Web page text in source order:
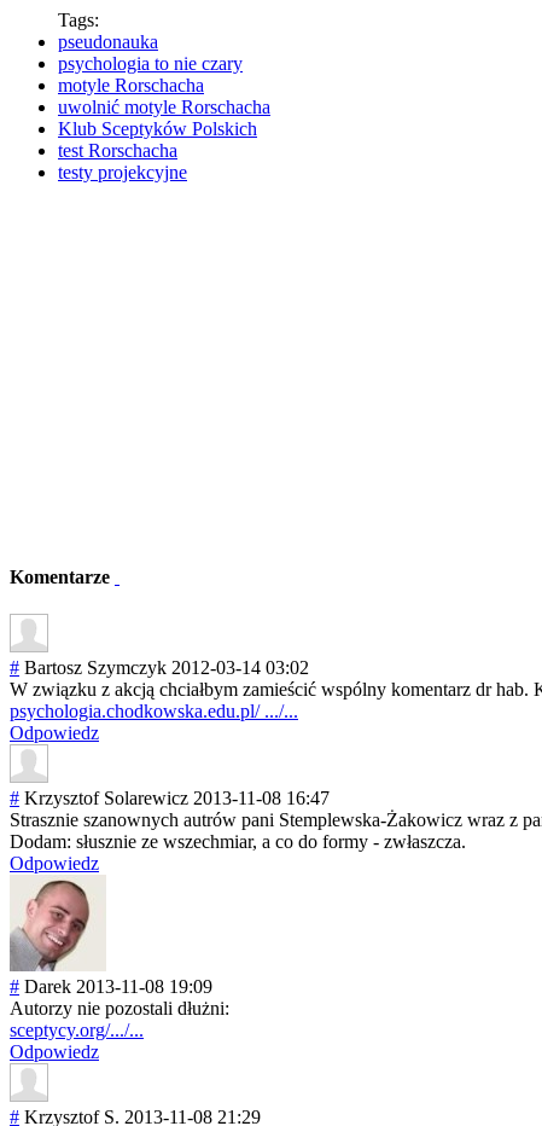
Tags:
pseudonauka
psychologia to nie czary
motyle Rorschacha
uwolnić motyle Rorschacha
Klub Sceptyków Polskich
test Rorschacha
testy projekcyjne
Komentarze
# Bartosz Szymczyk 2012-03-14 03:02
W związku z akcją chciałbym zamieścić wspólny komentarz dr hab.
psychologia.chodkowska.edu.pl/ .../...
Odpowiedz
# Krzysztof Solarewicz 2013-11-08 16:47
Strasznie szanownych autrów pani Stemplewska-Żakowicz wraz z
Dodam: słusznie ze wszechmiar, a co do formy - zwłaszcza.
Odpowiedz
# Darek 2013-11-08 19:09
Autorzy nie pozostali dłużni:
sceptycy.org/.../...
Odpowiedz
# Krzysztof S. 2013-11-08 21:29